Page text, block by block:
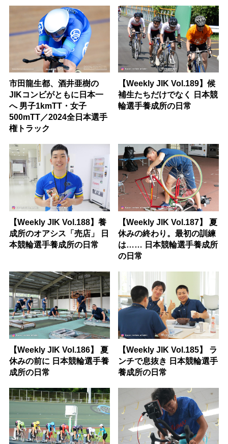
市田龍生都、酒井亜樹の
JIKコンビがともに日本一
へ 男子1kmTT・女子
500mTT／2024全日本選手
権トラック
【Weekly JIK Vol.189】候
補生たちだけでなく 日本競
輪選手養成所の日常
【Weekly JIK Vol.188】養
成所のオアシス「売店」 日
本競輪選手養成所の日常
【Weekly JIK Vol.187】 夏
休みの終わり。最初の訓練
は…… 日本競輪選手養成所
の日常
【Weekly JIK Vol.186】 夏
休みの前に 日本競輪選手養
成所の日常
【Weekly JIK Vol.185】 ラ
ンチで息抜き 日本競輪選手
養成所の日常